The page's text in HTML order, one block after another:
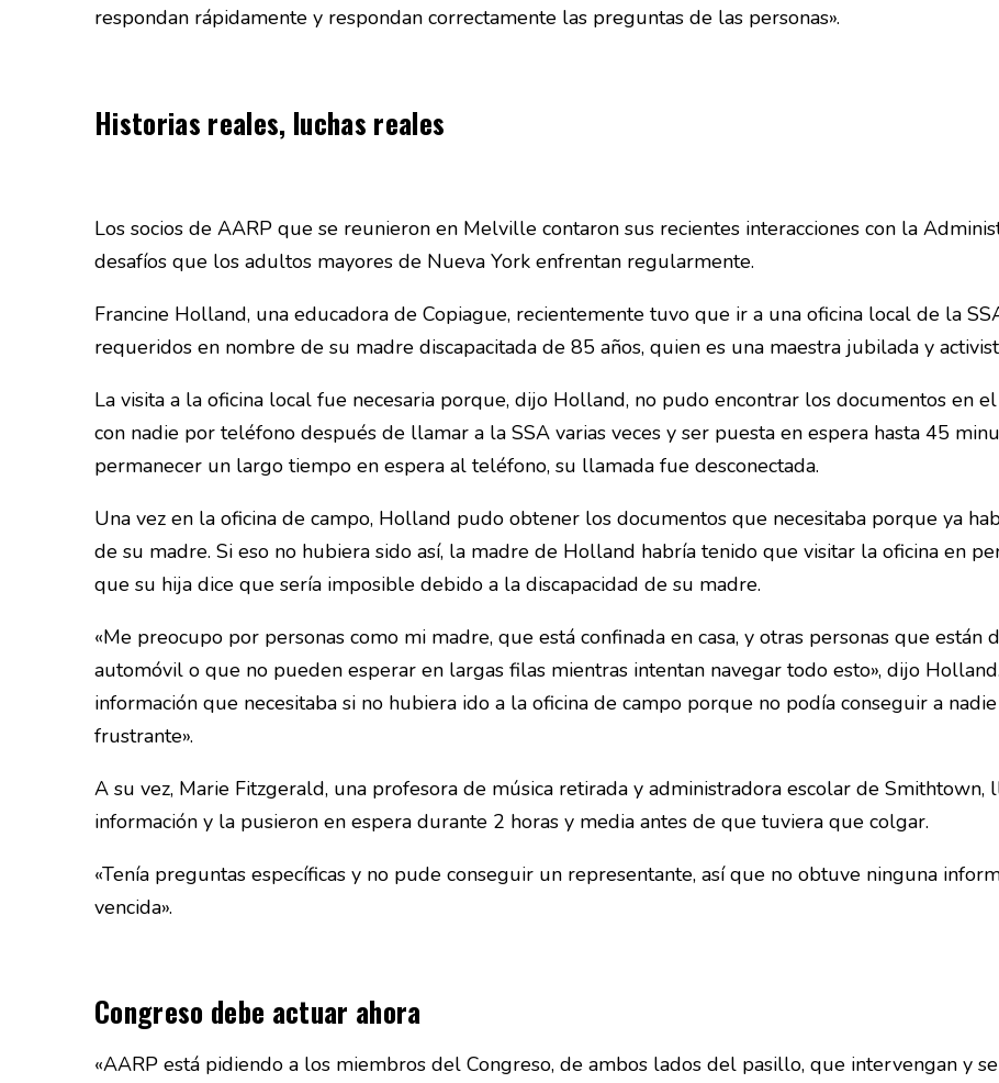
respondan rápidamente y respondan correctamente las preguntas de las personas».
Historias reales, luchas reales
Los socios de AARP que se reunieron en Melville contaron sus recientes interacciones con la
desafíos que los adultos mayores de Nueva York enfrentan regularmente.
Francine Holland, una educadora de Copiague, recientemente tuvo que ir a una oficina local de la
requeridos en nombre de su madre discapacitada de 85 años, quien es una maestra jubilada y
La visita a la oficina local fue necesaria porque, dijo Holland, no pudo encontrar los documentos en
con nadie por teléfono después de llamar a la SSA varias veces y ser puesta en espera hasta 45
permanecer un largo tiempo en espera al teléfono, su llamada fue desconectada.
Una vez en la oficina de campo, Holland pudo obtener los documentos que necesitaba porque ya
de su madre. Si eso no hubiera sido así, la madre de Holland habría tenido que visitar la oficina en
que su hija dice que sería imposible debido a la discapacidad de su madre.
«Me preocupo por personas como mi madre, que está confinada en casa, y otras personas que están
automóvil o que no pueden esperar en largas filas mientras intentan navegar todo esto», dijo
información que necesitaba si no hubiera ido a la oficina de campo porque no podía conseguir a
frustrante».
A su vez, Marie Fitzgerald, una profesora de música retirada y administradora escolar de Smithtown,
información y la pusieron en espera durante 2 horas y media antes de que tuviera que colgar.
«Tenía preguntas específicas y no pude conseguir un representante, así que no obtuve ninguna
vencida».
Congreso debe actuar ahora
«AARP está pidiendo a los miembros del Congreso, de ambos lados del pasillo, que intervengan y